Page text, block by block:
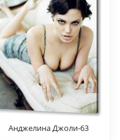
Анджелина Джоли-63